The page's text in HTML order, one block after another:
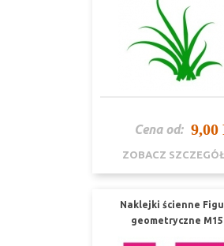
Cena od: 9,00
ZOBACZ
Naklejki ścienne
geometryczne M15